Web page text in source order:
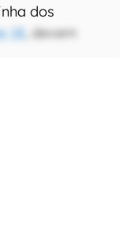
dos
18, devem